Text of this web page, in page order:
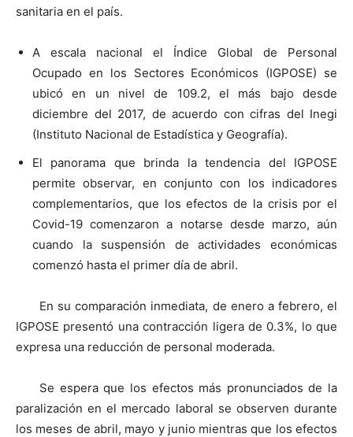
sanitaria en el país.
A escala nacional el Índice Global de Personal
Ocupado en los Sectores Económicos (IGPOSE) se
ubicó en un nivel de 109.2, el más bajo desde
diciembre del 2017, de acuerdo con cifras del Inegi
(Instituto Nacional de Estadística y Geografía).
El panorama que brinda la tendencia del IGPOSE
permite observar, en conjunto con los indicadores
complementarios, que los efectos de la crisis por el
Covid-19 comenzaron a notarse desde marzo, aún
cuando la suspensión de actividades económicas
comenzó hasta el primer día de abril.
En su comparación inmediata, de enero a febrero, el
IGPOSE presentó una contracción ligera de 0.3%, lo que
expresa una reducción de personal moderada.
Se espera que los efectos más pronunciados de la
paralización en el mercado laboral se observen durante
los meses de abril, mayo y junio mientras que los efectos